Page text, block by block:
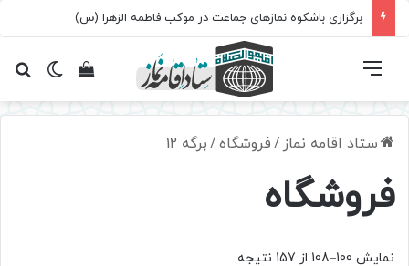
برگزاری باشکوه نمازهای جماعت در موکب فاطمه الزهرا (س)
تغییرمشاهده فهرست
ستاد اقامه نماز /فروشگاه/برگه 12
فروشگاه
نمایش 100–108 از 157 نتیجه